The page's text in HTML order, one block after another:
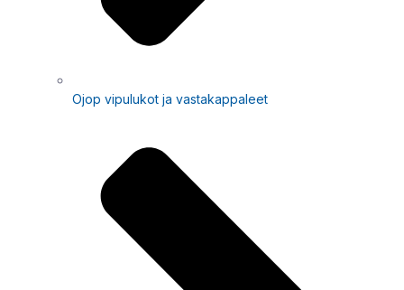
Ojop vipulukot ja vastakappaleet